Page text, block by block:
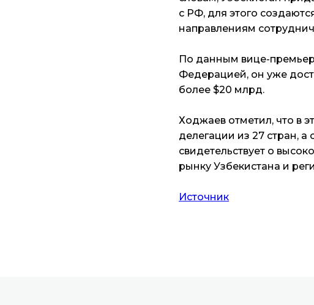
с РФ, для этого
направлениям
По данным вице-
Федерацией, он уже
более $20 млрд.
Ходжаев отметил, что в
делегации из 27 стран, а
свидетельствует о
рынку Узбекистана и
Источник